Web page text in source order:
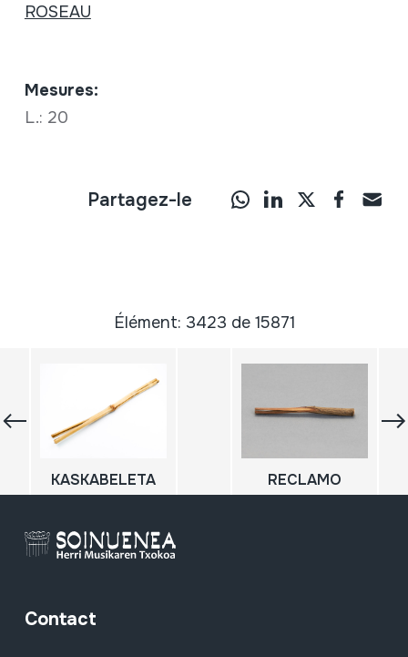
ROSEAU
Mesures:
L.: 20
Partagez-le
Élément: 3423 de 15871
KASKABELETA RECLAMO
Contact